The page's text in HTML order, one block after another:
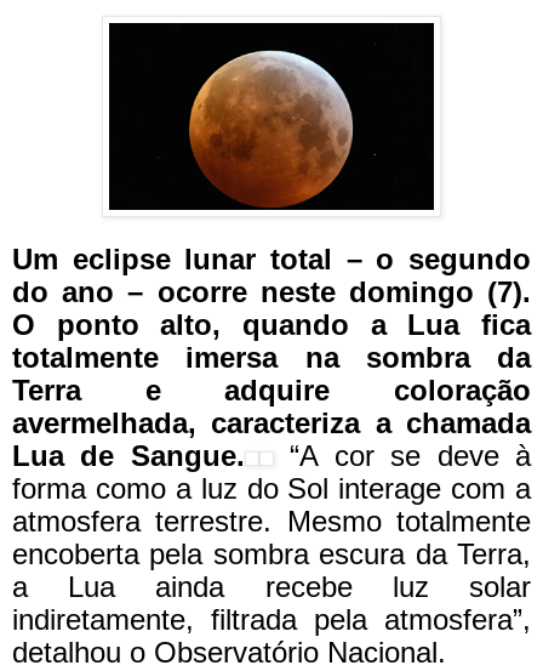
Um eclipse lunar total – o segundo
do ano – ocorre neste domingo (7).
O ponto alto, quando a Lua fica
totalmente imersa na sombra da
Terra e adquire coloração
avermelhada, caracteriza a chamada
Lua de Sangue.
“A cor se deve à
forma como a luz do Sol interage com a
atmosfera terrestre. Mesmo totalmente
encoberta pela sombra escura da Terra,
a Lua ainda recebe luz solar
indiretamente, filtrada pela atmosfera”,
detalhou o Observatório Nacional.